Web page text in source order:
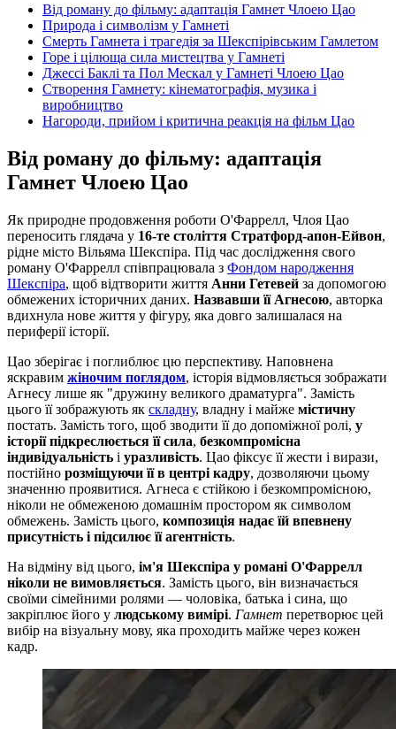
Від роману до фільму: адаптація Гамнет Члоею Цао
Природа і символізм у Гамнеті
Смерть Гамнета і трагедія за Шекспірівським Гамлетом
Горе і цілюща сила мистецтва у Гамнеті
Джессі Баклі та Пол Мескал у Гамнеті Члоею Цао
Створення Гамнету: кінематографія, музика і
виробництво
Нагороди, прийом і критична реакція на фільм Цао
Від роману до фільму: адаптація
Гамнет Члоею Цао
Як природне продовження роботи О'Фаррелл, Члоя Цао
переносить глядача у 16-те століття Стратфорд-апон-Ейвон,
рідне місто Вільяма Шекспіра. Під час дослідження свого
роману О'Фаррелл співпрацювала з Фондом народження
Шекспіра, щоб відтворити життя Анни Гетевей за допомогою
обмежених історичних даних. Назвавши її Агнесою, авторка
вдихнула нове життя у фігуру, яка довго залишалася на
периферії історії.
Цао зберігає і поглиблює цю перспективу. Наповнена
яскравим жіночим поглядом, історія відмовляється зображати
Агнесу лише як "дружину великого драматурга". Замість
цього її зображують як складну, владну і майже містичну
постать. Замість того, щоб зводити її до допоміжної ролі, у
історії підкреслюється її сила, безкомпромісна
індивідуальність і уразливість. Цао фіксує її жести і вирази,
постійно розміщуючи її в центрі кадру, дозволяючи цьому
значенню проявитися. Агнеса є стійкою і безкомпромісною,
ніколи не обмеженою домашнім простором як символом
обмежень. Замість цього, композиція надає їй впевнену
присутність і підсилює її агентність.
На відміну від цього, ім'я Шекспіра у романі О'Фаррелл
ніколи не вимовляється. Замість цього, він визначається
своїми сімейними ролями — чоловіка, батька і сина, що
закріплює його у людському вимірі. Гамнет перетворює цей
вибір на візуальну мову, яка проходить майже через кожен
кадр.